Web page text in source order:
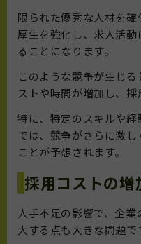
限られた優秀な人材を
厚生を強化し、求人活
ることになります。
このような競争が生じ
ストや時間が増加し、採
特に、特定のスキルや
では、競争がさらに激
ことが予想されます。
採用コストの増
人手不足の影響で、企
大する点も大きな問題で